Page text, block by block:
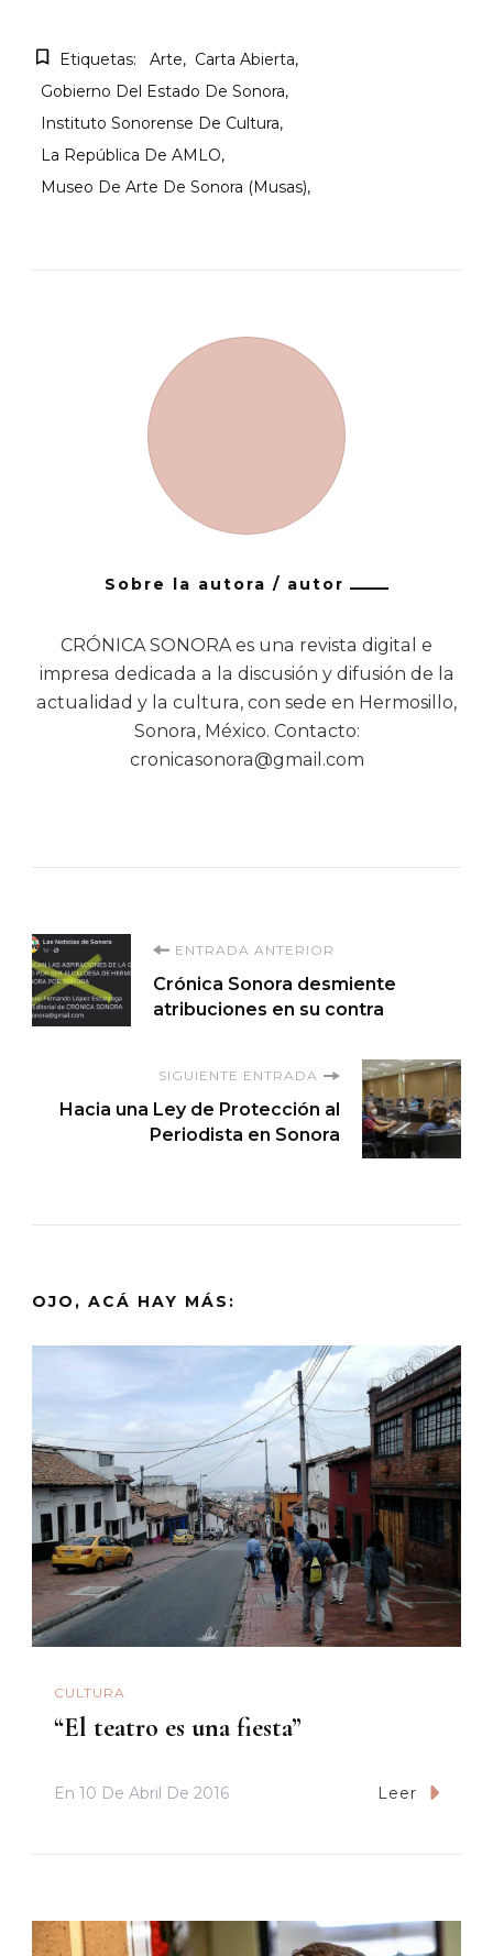
Etiquetas: Arte
Carta Abierta
Gobierno Del Estado De Sonora
Instituto Sonorense De Cultura
La República De AMLO
Museo De Arte De Sonora (Musas)
Sobre la autora / autor
CRÓNICA SONORA es una revista digital e
impresa dedicada a la discusión y difusión de la
actualidad y la cultura, con sede en Hermosillo,
Sonora, México. Contacto:
cronicasonora@gmail.com
Navegación
de
entradas
ENTRADA ANTERIOR
Crónica Sonora desmiente
atribuciones en su contra
SIGUIENTE ENTRADA
Hacia una Ley de Protección al
Periodista en Sonora
OJO, ACÁ HAY MÁS:
CULTURA
“El teatro es una fiesta”
En 10 De Abril De 2016 Leer